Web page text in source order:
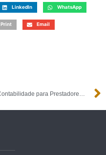
LinkedIn WhatsApp
Print Email
Contabilidade para Prestadores de Serviços